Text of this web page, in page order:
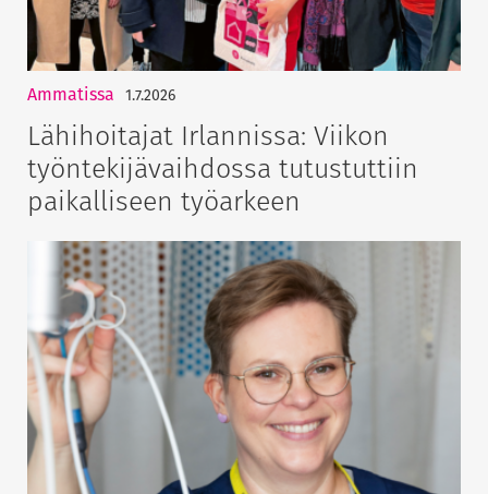
Ammatissa 1.7.2026
Lähihoitajat Irlannissa: Viikon
työntekijävaihdossa tutustuttiin
paikalliseen työarkeen